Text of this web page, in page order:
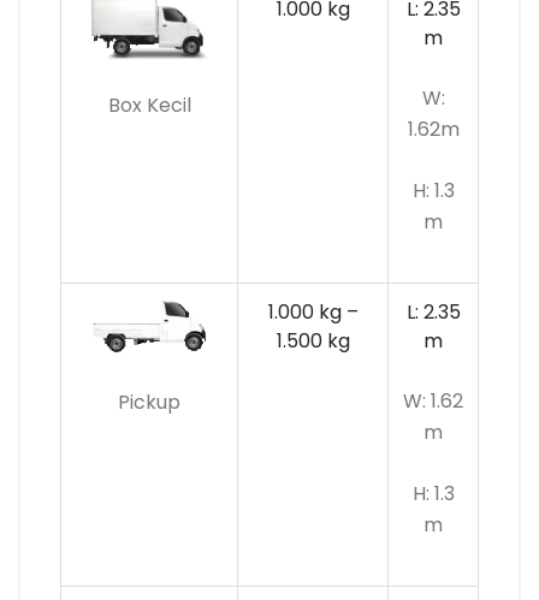
Box Kecil
1.000 kg
L: 2.35
m
W:
1.62m
H: 1.3
m
Pickup
1.000 kg –
1.500 kg
L: 2.35
m
W: 1.62
m
H: 1.3
m